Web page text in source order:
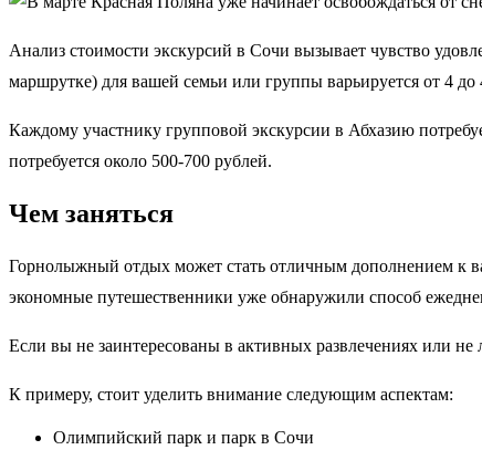
Анализ стоимости экскурсий в Сочи вызывает чувство
маршрутке) для вашей семьи или группы варьируется от 4 до
Каждому участнику групповой экскурсии в Абхазию
потребуется около 500-700 рублей.
Чем заняться
Горнолыжный отдых может стать отличным дополнением к
экономные путешественники уже обнаружили способ
Если вы не заинтересованы в активных развлечениях или
К примеру, стоит уделить внимание следующим аспектам:
Олимпийский парк и парк в Сочи